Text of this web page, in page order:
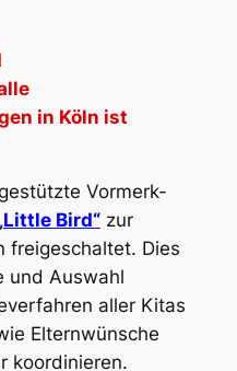
in Köln ist
Vormerk-
Bird“zur
freigeschaltet. Dies
und Auswahl
aller Kitas
Elternwünsche
koordinieren.